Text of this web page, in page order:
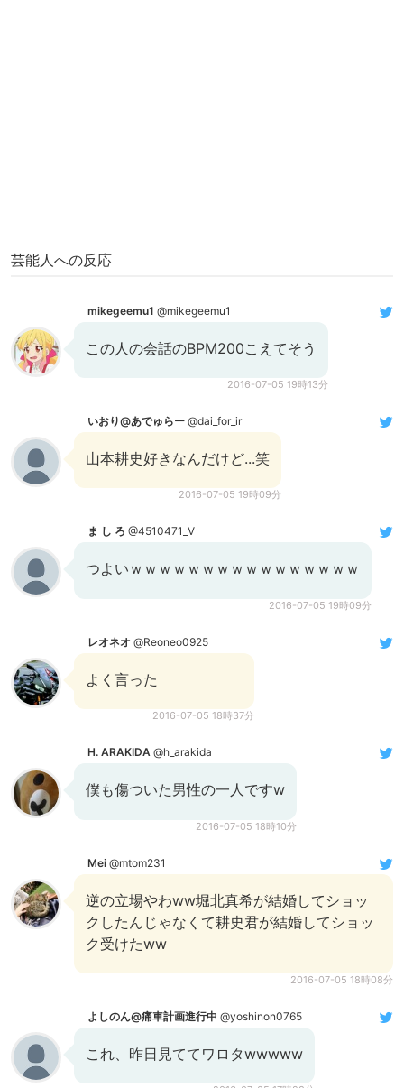
芸能人への反応
mikegeemu1 @mikegeemu1
この人の会話のBPM200こえてそう
2016-07-05 19時13分
いおり@あでゅらー @dai_for_ir
山本耕史好きなんだけど...笑
2016-07-05 19時09分
ま し ろ @4510471_V
つよいｗｗｗｗｗｗｗｗｗｗｗｗｗｗｗｗ
2016-07-05 19時09分
レオネオ @Reoneo0925
よく言った
2016-07-05 18時37分
H. ARAKIDA @h_arakida
僕も傷ついた男性の一人ですw
2016-07-05 18時10分
Mei @mtom231
逆の立場やわww堀北真希が結婚してショッ
クしたんじゃなくて耕史君が結婚してショッ
ク受けたww
2016-07-05 18時08分
よしのん@痛車計画進行中 @yoshinon0765
これ、昨日見ててワロタwwwww